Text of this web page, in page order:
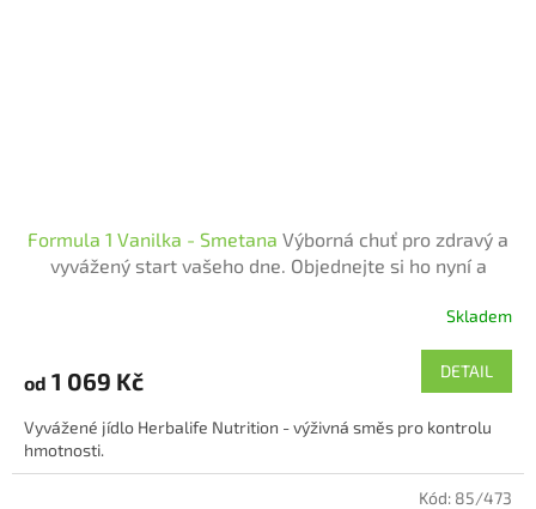
Formula 1 Vanilka - Smetana Výborná chuť pro zdravý a
vyvážený start vašeho dne. Objednejte si ho nyní a
je
z
5
hvězdiček.
Skladem
od 1 069 Kč DETAIL
Vyvážené jídlo Herbalife Nutrition - výživná směs pro kontrolu
hmotnosti.
Kód: 85/473